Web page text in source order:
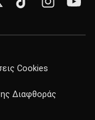
Cookies
Διαφθοράς